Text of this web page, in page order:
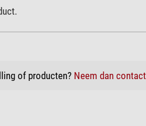
of producten? Neem dan